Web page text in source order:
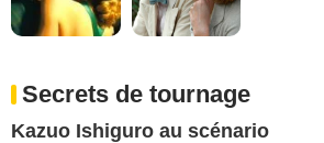
Secrets de tournage
Kazuo Ishiguro au scénario